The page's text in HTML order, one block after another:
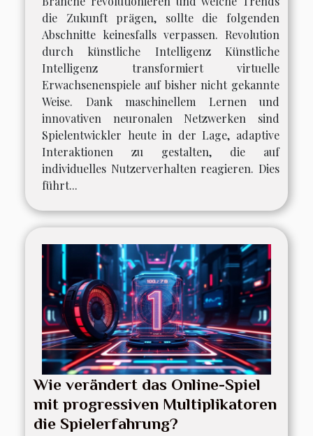
die Zukunft prägen, sollte die folgenden
Abschnitte keinesfalls verpassen. Revolution
durch künstliche Intelligenz Künstliche
Intelligenz transformiert virtuelle
Erwachsenenspiele auf bisher nicht gekannte
Weise. Dank maschinellem Lernen und
innovativen neuronalen Netzwerken sind
Spielentwickler heute in der Lage, adaptive
Interaktionen zu gestalten, die auf
individuelles Nutzerverhalten reagieren. Dies
führt...
Wie verändert das Online-Spiel
mit progressiven Multiplikatoren
die Spielerfahrung?